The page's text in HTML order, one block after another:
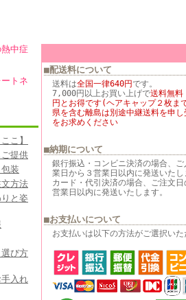
中症
トネ
こ】
提供
装
方法
と姿
選び方
入れ
■配送料について
送料は全国一律640円です。
7,000円以上お買い上げで送料無料
円とお得です(ヘアキャップ２枚ま
県を含む離島は別途中継送料を申
をお求めください
■納期について
銀行振込・コンビニ決済の場合、
業日から３営業日以内に発送いたし
カード・代引決済の場合、ご注文
営業日以内に発送いたします。
■お支払いについて
お支払いは以下の方法がご選択い